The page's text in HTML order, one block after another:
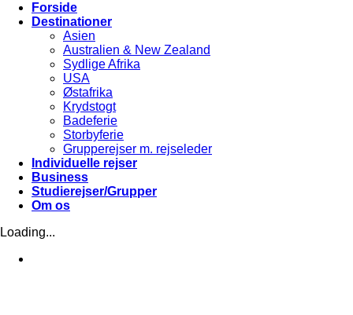
Forside
Destinationer
Asien
Australien & New Zealand
Sydlige Afrika
USA
Østafrika
Krydstogt
Badeferie
Storbyferie
Grupperejser m. rejseleder
Individuelle rejser
Business
Studierejser/Grupper
Om os
Loading...